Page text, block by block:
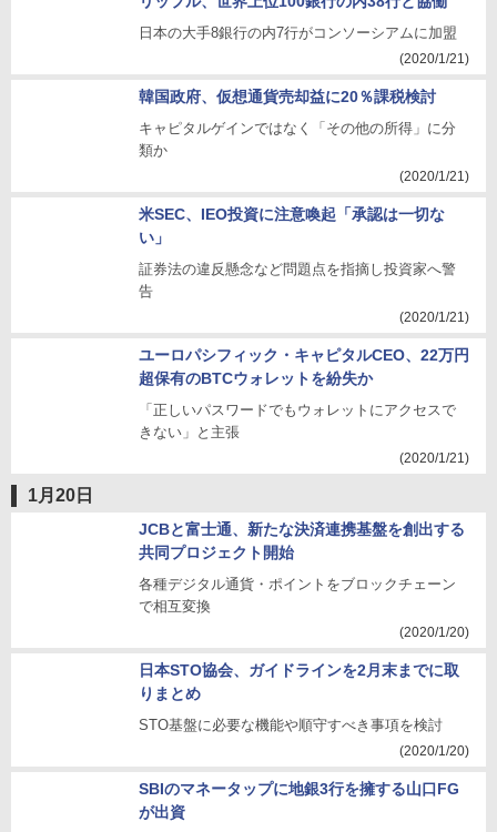
日本の大手8銀行の内7行がコンソーシアムに加盟
(2020/1/21)
韓国政府、仮想通貨売却益に20％課税検討
キャピタルゲインではなく「その他の所得」に分
類か
(2020/1/21)
米SEC、IEO投資に注意喚起「承認は一切な
い」
証券法の違反懸念など問題点を指摘し投資家へ警
告
(2020/1/21)
ユーロパシフィック・キャピタルCEO、22万円
超保有のBTCウォレットを紛失か
「正しいパスワードでもウォレットにアクセスで
きない」と主張
(2020/1/21)
1月20日
JCBと富士通、新たな決済連携基盤を創出する
共同プロジェクト開始
各種デジタル通貨・ポイントをブロックチェーン
で相互変換
(2020/1/20)
日本STO協会、ガイドラインを2月末までに取
りまとめ
STO基盤に必要な機能や順守すべき事項を検討
(2020/1/20)
SBIのマネータップに地銀3行を擁する山口FG
が出資